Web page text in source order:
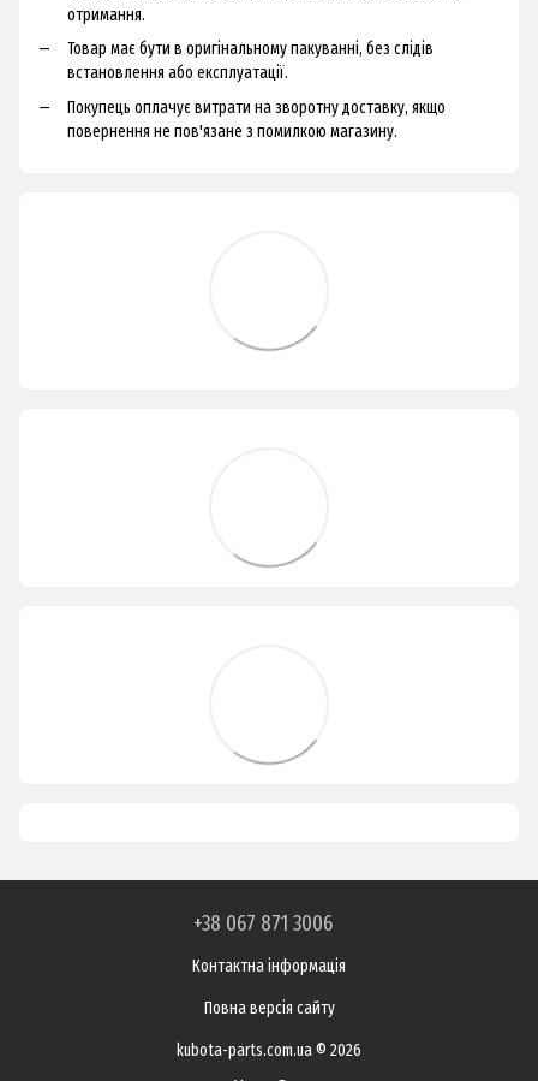
отримання.
Товар має бути в оригінальному пакуванні, без слідів
встановлення або експлуатації.
Покупець оплачує витрати на зворотну доставку, якщо
повернення не пов'язане з помилкою магазину.
+38 067 871 3006
Контактна інформація
Повна версія сайту
kubota-parts.com.ua © 2026